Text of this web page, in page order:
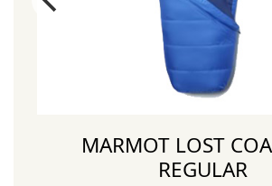
MARMOT LOST
REGULAR